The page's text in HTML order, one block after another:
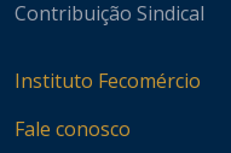
Contribuição Sindical
Instituto Fecomércio
Fale conosco